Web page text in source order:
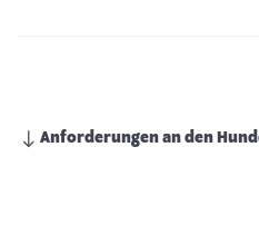
Anforderungen an den